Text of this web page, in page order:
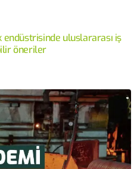
endüstrisinde uluslararası iş
öneriler